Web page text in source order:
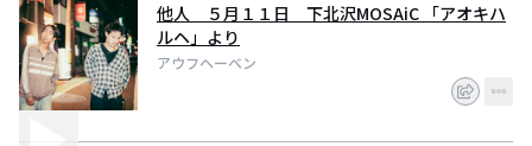
他人 ５月１１日 下北沢MOSAiC 「アオキハ
ルヘ」より
アウフヘーベン